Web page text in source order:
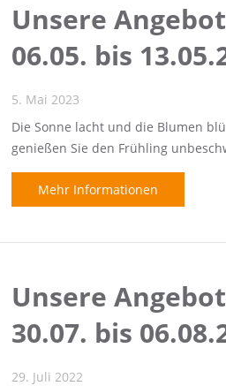
Unsere
06.05. bis
5. Mai 2023
Die Sonne lacht und die Blumen
genießen Sie den Frühling
Mehr Informationen
Unsere
30.07. bis
29. Juli 2022